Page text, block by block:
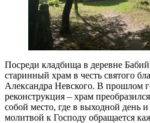
Посреди кладбища в деревне
старинный храм в честь святого
Александра Невского. В прошлом
реконструкция – храм
собой место, где в выходной день
молитвой к Господу обращается